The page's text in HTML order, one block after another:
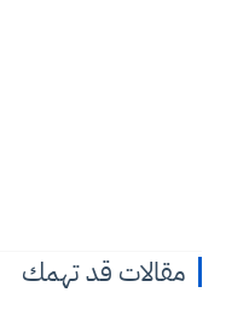
مقالات قد تهمك